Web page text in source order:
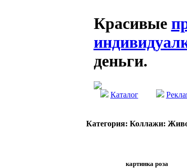
Красивые
деньги.
Каталог
Категория: Коллажи:
картинка роза